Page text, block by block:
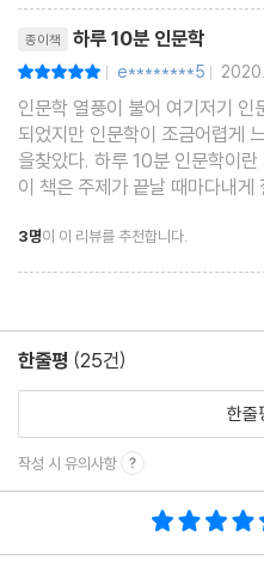
서른네 번째 인문학 │ 노동은 욕
서른다섯 번째 인문학 │ 시장에
서른여섯 번째 인문학 │ 특정
있을까?
서른일곱 번째 인문학 │ 여론이
서른여덟 번째 인문학 │ 정치에
수 있을까?
마흔 번째 인문학 │ 전쟁 없는
PART 5 과학과 예술에 대하여
마흔한 번째 인문학 │ 과학적
마흔두 번째 인문학 │ 오류는
종이책 하루 10분 인문학
| e********5 |
인문학 열풍이 불어 여기저기 인
되었지만 인문학이 조금어렵게
을찾았다. 하루 10분 인문학이
이 책은 주제가 끝날 때마다내게
점은책 속에 나오는 질문들이
문 50가지라는 것이다. 질문들에
3명이 이 리뷰를 추천합니다.
한줄평 (25건)
한줄
작성 시 유의사항